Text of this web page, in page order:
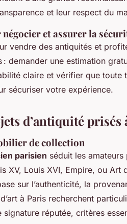
et leur respect du
et assurer la
vendre des antiquités et
: demander une estimation
claire et vérifier que toute
sécuriser votre expérience.
d’antiquité prisés
de collection
parisien séduit les
XV, Louis XVI, Empire, ou Art
sur l’authenticité, la
à Paris recherchent
signature réputée, critères